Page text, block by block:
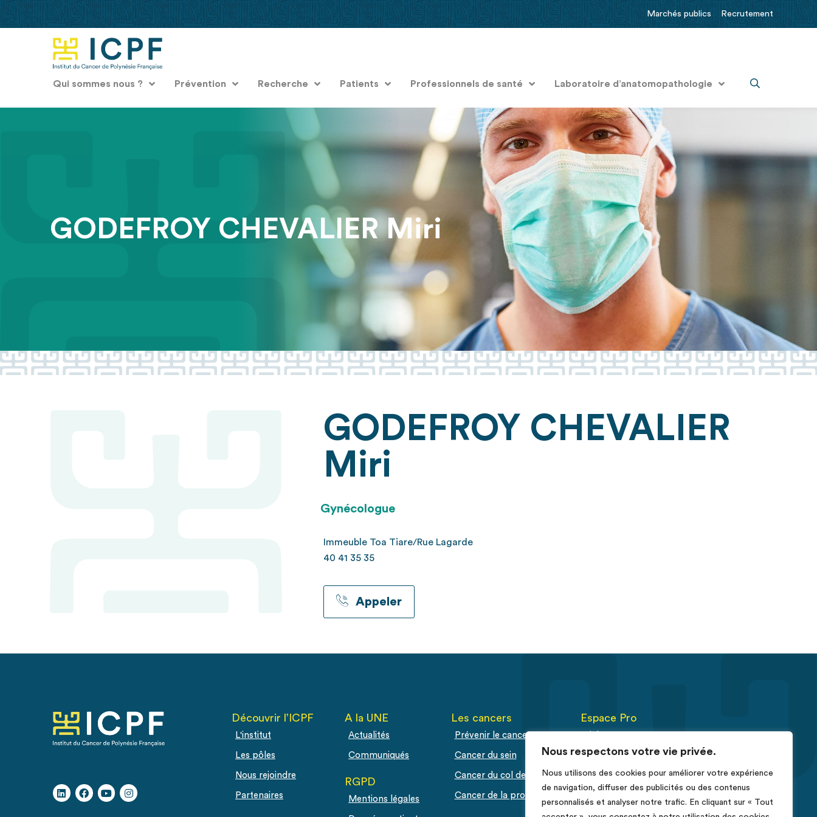
Nous respectons votre vie privée.
Nous utilisons des cookies pour améliorer votre expérience
de navigation, diffuser des publicités ou des contenus
personnalisés et analyser notre trafic. En cliquant sur « Tout
Marchés publics Recrutement
Qui sommes nous ? Prévention Recherche Patients Professionnels de santé Laboratoire d’anatomopathologie
GODEFROY CHEVALIER Miri
GODEFROY CHEVALIER
Miri
Gynécologue
Immeuble Toa Tiare/Rue Lagarde
40 41 35 35
Appeler
Découvrir l’ICPF
L'institut
Les pôles
Nous rejoindre
Partenaires
A la UNE
Actualités
Communiqués
RGPD
Mentions légales
Les cancers
Prévenir le cancer
Cancer du sein
Cancer du col de l'utérus
Cancer de la prostate
Espace Pro
Déclarer un cas de cancer